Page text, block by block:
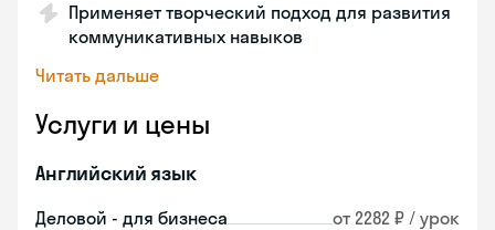
Применяет творческий подход для развития
коммуникативных навыков
Читать дальше
Услуги и цены
Английский язык
Деловой - для бизнеса от 2282 ₽ / урок